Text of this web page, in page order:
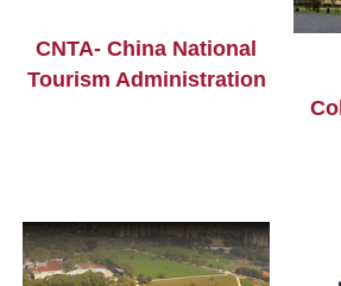
CNTA- China National
Tourism Administration